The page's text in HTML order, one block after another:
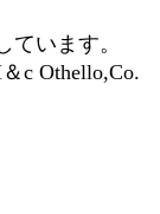
ています。
c Othello,Co.